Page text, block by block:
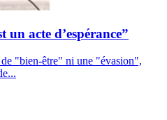
acte d’espérance”
"bien-être" ni une "évasion",